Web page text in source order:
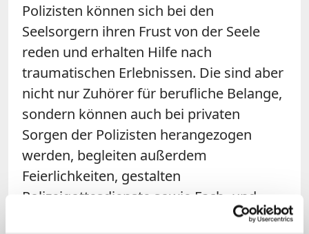
Polizisten können sich bei den
Seelsorgern ihren Frust von der Seele
reden und erhalten Hilfe nach
traumatischen Erlebnissen. Die sind aber
nicht nur Zuhörer für berufliche Belange,
sondern können auch bei privaten
Sorgen der Polizisten herangezogen
werden, begleiten außerdem
Feierlichkeiten, gestalten
Polizeigottesdienste sowie Fach- und